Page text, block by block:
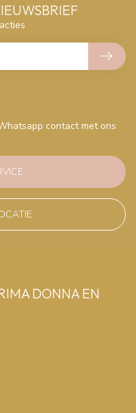
contact met ons
DONNA EN